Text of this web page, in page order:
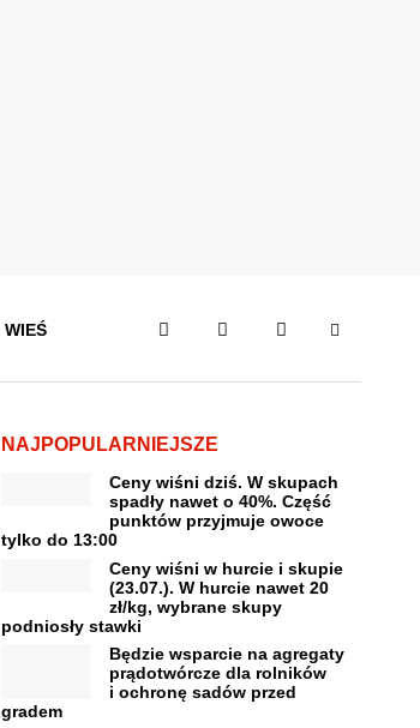
WIEŚ
NAJPOPULARNIEJSZE
Ceny wiśni dziś. W skupach
spadły nawet o 40%. Część
punktów przyjmuje owoce
tylko do 13:00
Ceny wiśni w hurcie i skupie
(23.07.). W hurcie nawet 20
zł/kg, wybrane skupy
podniosły stawki
Będzie wsparcie na agregaty
prądotwórcze dla rolników
i ochronę sadów przed
gradem